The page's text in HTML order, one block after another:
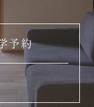
予約